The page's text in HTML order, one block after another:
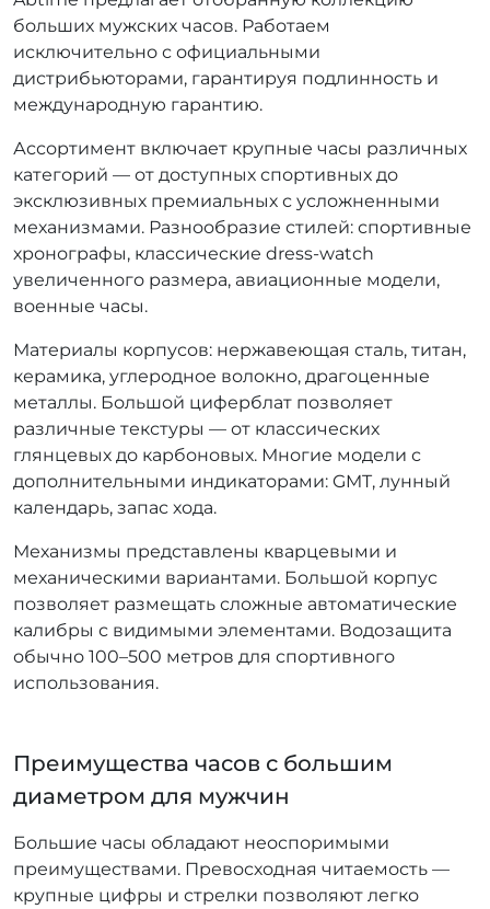
больших мужских часов. Работаем
исключительно с официальными
дистрибьюторами, гарантируя подлинность и
международную гарантию.
Ассортимент включает крупные часы различных
категорий — от доступных спортивных до
эксклюзивных премиальных с усложненными
механизмами. Разнообразие стилей: спортивные
хронографы, классические dress-watch
увеличенного размера, авиационные модели,
военные часы.
Материалы корпусов: нержавеющая сталь, титан,
керамика, углеродное волокно, драгоценные
металлы. Большой циферблат позволяет
различные текстуры — от классических
глянцевых до карбоновых. Многие модели с
дополнительными индикаторами: GMT, лунный
календарь, запас хода.
Механизмы представлены кварцевыми и
механическими вариантами. Большой корпус
позволяет размещать сложные автоматические
калибры с видимыми элементами. Водозащита
обычно 100–500 метров для спортивного
использования.
Преимущества часов с большим
диаметром для мужчин
Большие часы обладают неоспоримыми
преимуществами. Превосходная читаемость —
крупные цифры и стрелки позволяют легко